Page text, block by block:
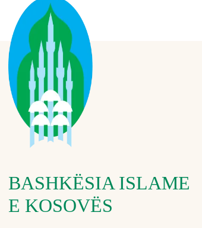
BASHKËSIA ISLAME
E KOSOVËS